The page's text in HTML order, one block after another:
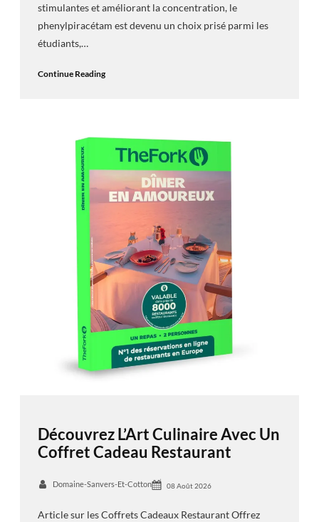
stimulantes et améliorant la concentration, le
phenylpiracétam est devenu un choix prisé parmi les
étudiants,…
Continue Reading
Découvrez L’Art Culinaire Avec Un
Coffret Cadeau Restaurant
Domaine-Sanvers-Et-Cotton 08 Août 2026
Article sur les Coffrets Cadeaux Restaurant Offrez